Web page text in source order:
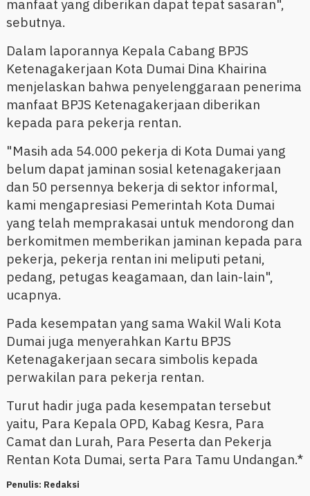
manfaat yang diberikan dapat tepat sasaran",
sebutnya.
Dalam laporannya Kepala Cabang BPJS
Ketenagakerjaan Kota Dumai Dina Khairina
menjelaskan bahwa penyelenggaraan penerima
manfaat BPJS Ketenagakerjaan diberikan
kepada para pekerja rentan.
"Masih ada 54.000 pekerja di Kota Dumai yang
belum dapat jaminan sosial ketenagakerjaan
dan 50 persennya bekerja di sektor informal,
kami mengapresiasi Pemerintah Kota Dumai
yang telah memprakasai untuk mendorong dan
berkomitmen memberikan jaminan kepada para
pekerja, pekerja rentan ini meliputi petani,
pedang, petugas keagamaan, dan lain-lain",
ucapnya.
Pada kesempatan yang sama Wakil Wali Kota
Dumai juga menyerahkan Kartu BPJS
Ketenagakerjaan secara simbolis kepada
perwakilan para pekerja rentan.
Turut hadir juga pada kesempatan tersebut
yaitu, Para Kepala OPD, Kabag Kesra, Para
Camat dan Lurah, Para Peserta dan Pekerja
Rentan Kota Dumai, serta Para Tamu Undangan.*
Penulis: Redaksi